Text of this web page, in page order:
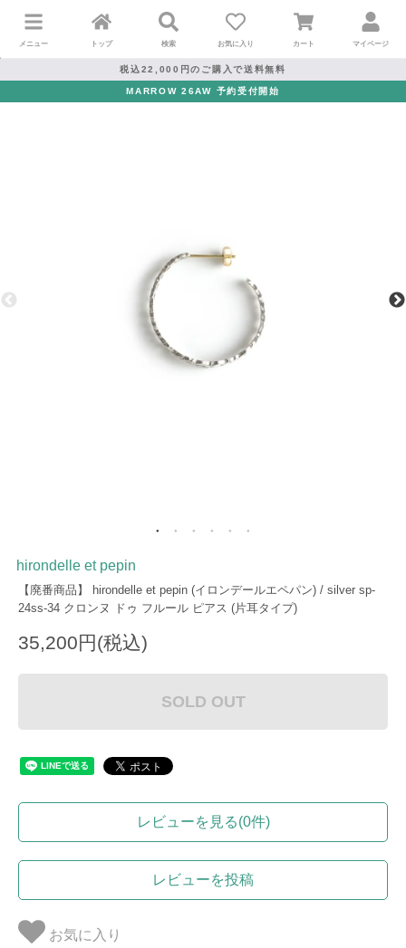
メニュー トップ 検索 お気に入り カート マイページ
税込22,000円のご購入で送料無料
MARROW 26AW 予約受付開始
hirondelle et pepin
【廃番商品】 hirondelle et pepin (イロンデールエペパン) / silver sp-
24ss-34 クロンヌ ドゥ フルール ピアス (片耳タイプ)
35,200円(税込)
SOLD OUT
レビューを見る(0件)
レビューを投稿
お気に入り